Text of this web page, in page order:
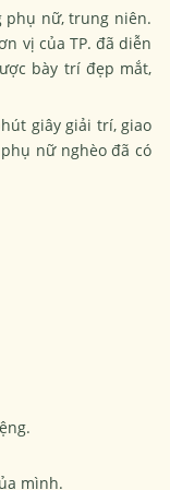
nữ, trung niên.
vị của TP. đã diễn
bày trí đẹp mắt,
giây giải trí, giao
nữ nghèo đã có
mình.